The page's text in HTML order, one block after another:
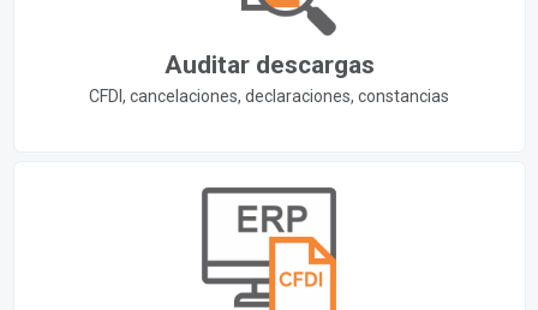
Auditar descargas
CFDI, cancelaciones, declaraciones, constancias